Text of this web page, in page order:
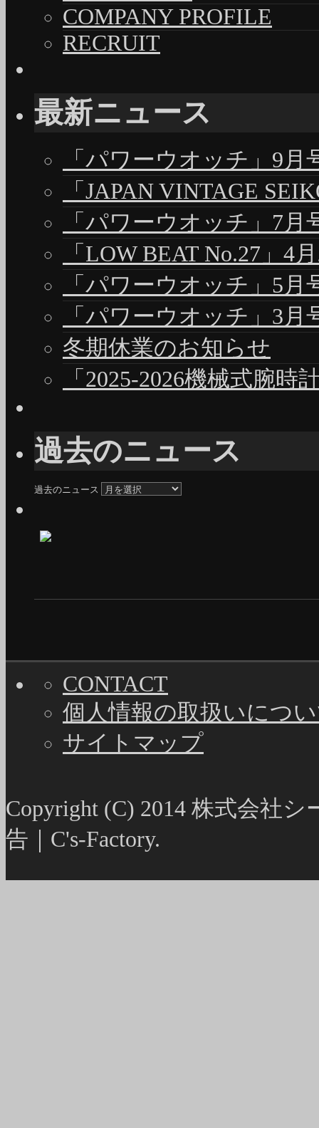
COMPANY PROFILE
RECRUIT
最新ニュース
「パワーウオッチ」9月
「JAPAN VINTAGE
「パワーウオッチ」7月
「LOW BEAT No.27」4
「パワーウオッチ」5月
「パワーウオッチ」3月
冬期休業のお知らせ
「2025-2026機械式腕時
過去のニュース
過去のニュース
CONTACT
個人情報の取扱いにつ
サイトマップ
Copyright (C) 2014 株式会社
告｜C's-Factory.